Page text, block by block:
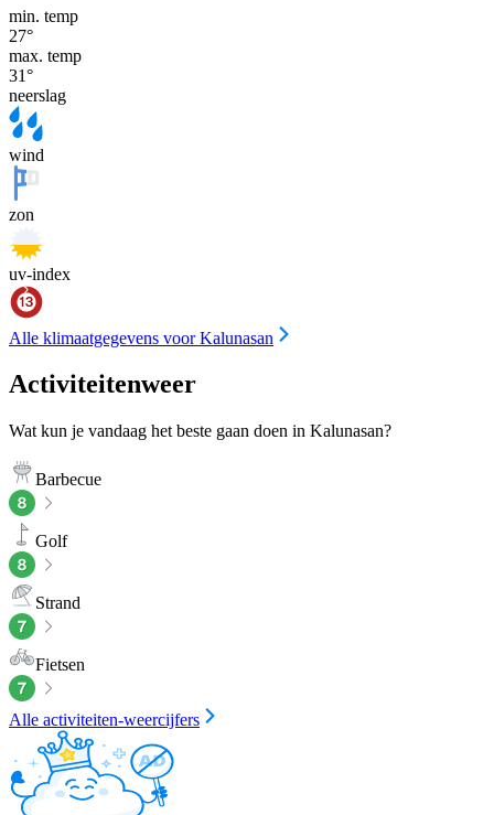
min. temp
27°
max. temp
31°
neerslag
wind
zon
uv-index
Alle klimaatgegevens voor Kalunasan
Activiteitenweer
Wat kun je vandaag het beste gaan doen in Kalunasan?
Barbecue
Golf
Strand
Fietsen
Alle activiteiten-weercijfers